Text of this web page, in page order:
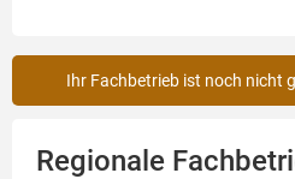
Ihr Fachbetrieb ist noch nicht
Regionale